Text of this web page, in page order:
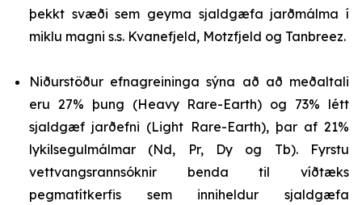
þekkt svæði sem geyma sjaldgæfa jarðmálma í
miklu magni s.s. Kvanefjeld, Motzfjeld og Tanbreez.
Niðurstöður efnagreininga sýna að að meðaltali
eru 27% þung (Heavy Rare-Earth) og 73% létt
sjaldgæf jarðefni (Light Rare-Earth), þar af 21%
lykilsegulmálmar (Nd, Pr, Dy og Tb). Fyrstu
vettvangsrannsóknir benda til víðtæks
pegmatítkerfis sem inniheldur sjaldgæfa